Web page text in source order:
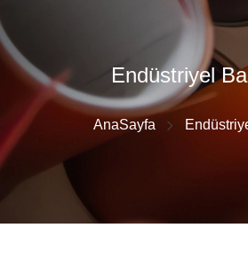
Endüstriyel
AnaSayfa